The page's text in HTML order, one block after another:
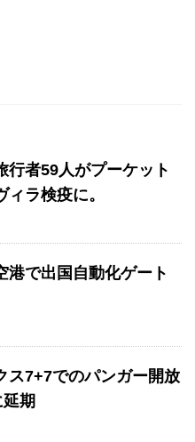
行者59人がプーケット
ラ検疫に。
港で出国自動化ゲート
ス7+7でのパンガー開放
期